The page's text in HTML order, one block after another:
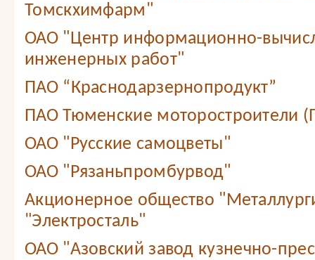
Томскхимфарм"
ОАО "Центр информационно-
инженерных работ"
ПАО “Краснодарзернопродукт”
ПАО Тюменские моторостроители
ОАО "Русские самоцветы"
ОАО "Рязаньпромбурвод"
Акционерное общество
"Электросталь"
ОАО "Азовский завод кузнечно-